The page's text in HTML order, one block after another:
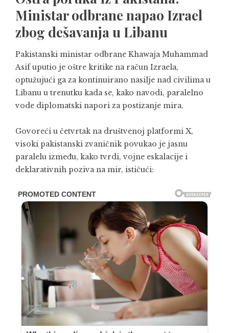
Ministar odbrane napao Izrael
zbog dešavanja u Libanu
Pakistanski ministar odbrane Khawaja Muhammad
Asifuputio je oštre kritike na račun Izraela,
optužujući ga za kontinuirano nasilje nad civilima u
Libanu u trenutku kada se, kako navodi, paralelno
vode diplomatski napori za postizanje mira.
Govoreći u četvrtak na društvenoj platformi X,
visoki pakistanski zvaničnik povukao je jasnu
paralelu između, kako tvrdi, vojne eskalacije i
deklarativnih poziva na mir, ističući: